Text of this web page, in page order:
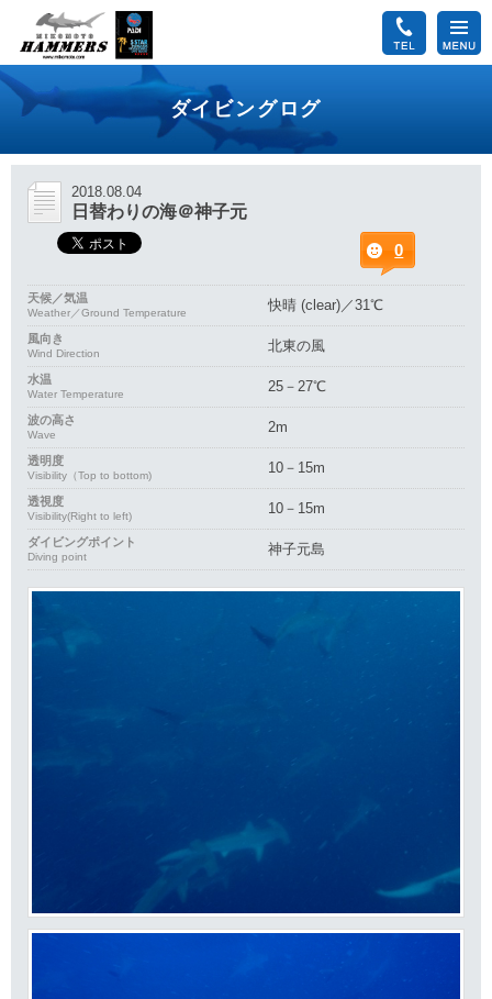
ダイビングログ
日替わりの海＠神子元
2018.08.04
0
天候／気温
Weather／Ground Temperature 快晴 (clear)／31℃
風向き
Wind Direction 北東の風
水温
Water Temperature 25－27℃
波の高さ
Wave 2m
透明度
Visibility（Top to bottom) 10－15m
透視度
Visibility(Right to left) 10－15m
ダイビングポイント
Diving point 神子元島